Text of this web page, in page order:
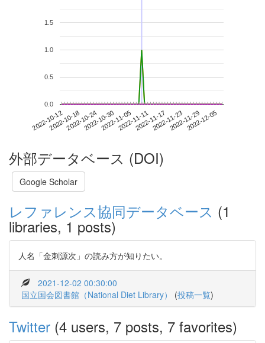
2022-10-122022-10-182022-10-242022-10-302022-11-052022-11-112022-11-172022-11-232022-11-292022-12-05
0.0
0.5
1.0
1.5
外部データベース (DOI)
Google Scholar
レファレンス協同データベース (1
libraries, 1 posts)
人名「金刺源次」の読み方が知りたい。
2021-12-02 00:30:00
国立国会図書館（National Diet Library）
(投稿一覧)
Twitter (4 users, 7 posts, 7 favorites)